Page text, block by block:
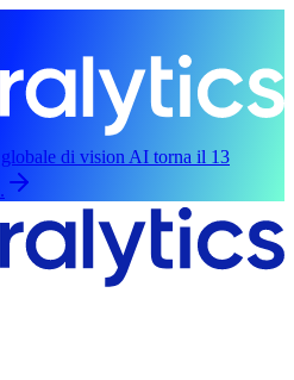
di vision AI torna il 13